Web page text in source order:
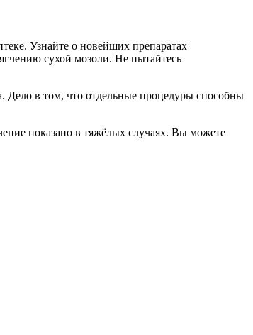
Узнайте о новейших препаратах
сухой мозоли. Не пытайтесь
Дело в том, что отдельные процедуры способны
показано в тяжёлых случаях. Вы можете